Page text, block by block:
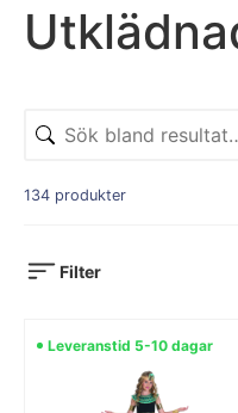
134 produkter
Filter
Leveranstid 5-10 dagar